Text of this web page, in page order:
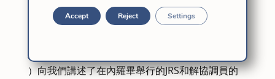
皮拉爾·布魯法爾·哈恩·菲（Pilar Brufal Jaén FI
）向我們講述了在內羅畢舉行的JRS和解協調員的
Accept Reject Settings